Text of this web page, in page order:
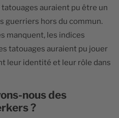
tatouages auraient pu être un
guerriers hors du commun.
manquent, les indices
tatouages auraient pu jouer
leur identité et leur rôle dans
nous des
?